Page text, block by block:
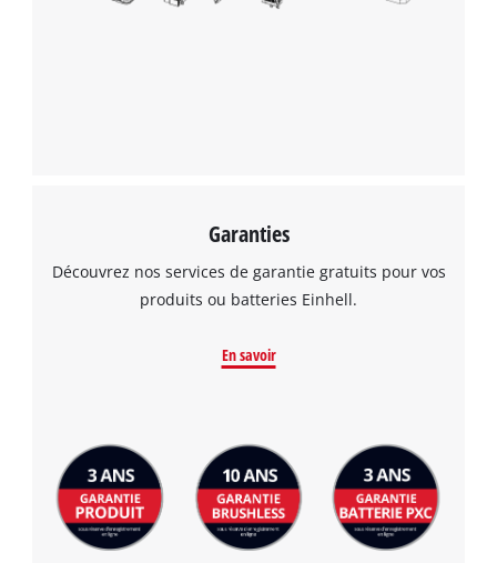
Garanties
Découvrez nos services de garantie gratuits pour vos
produits ou batteries Einhell.
En savoir